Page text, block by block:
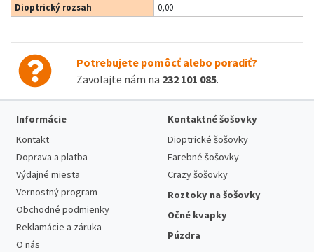
Dioptrický rozsah
0,00
Potrebujete pomôcť alebo poradiť?
Zavolajte nám na 232 101 085.
Informácie
Kontakt
Doprava a platba
Výdajné miesta
Vernostný program
Obchodné podmienky
Reklamácie a záruka
O nás
Kontaktné šošovky
Dioptrické šošovky
Farebné šošovky
Crazy šošovky
Roztoky na šošovky
Očné kvapky
Púzdra